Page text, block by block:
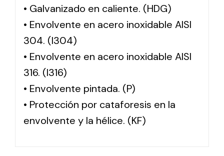
• Galvanizado en caliente. (HDG)
• Envolvente en acero inoxidable AISI
304. (I304)
• Envolvente en acero inoxidable AISI
316. (I316)
• Envolvente pintada. (P)
• Protección por cataforesis en la
envolvente y la hélice. (KF)